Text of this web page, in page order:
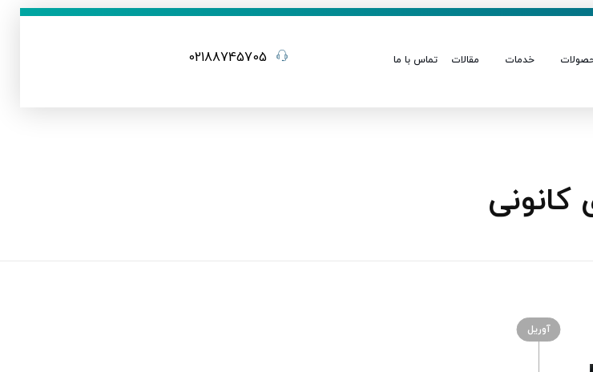
خدمات مقالات تماس با ما 02188745705
آوریل